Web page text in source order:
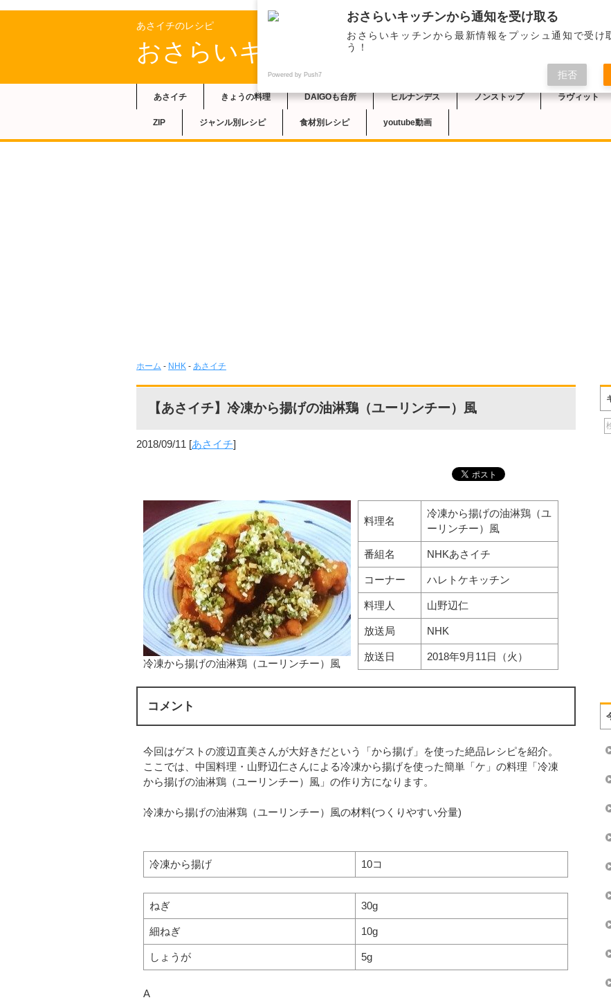
あさイチのレシピ
おさらいキッチン
あさイチ きょうの料理 DAIGOも台所 ヒルナンデス ノンストップ ラヴィット
ZIP ジャンル別レシピ 食材別レシピ youtube動画
ホーム - NHK - あさイチ
【あさイチ】冷凍から揚げの油淋鶏（ユーリンチー）風
2018/09/11 [あさイチ]
冷凍から揚げの油淋鶏（ユーリンチー）風
料理名
冷凍から揚げの油淋鶏（ユ
ーリンチー）風
番組名 NHKあさイチ
コーナー ハレトケキッチン
料理人 山野辺仁
放送局 NHK
放送日 2018年9月11日（火）
コメント
今回はゲストの渡辺直美さんが大好きだという「から揚げ」を使った絶品レシピを紹介。
ここでは、中国料理・山野辺仁さんによる冷凍から揚げを使った簡単「ケ」の料理「冷凍
から揚げの油淋鶏（ユーリンチー）風」の作り方になります。
冷凍から揚げの油淋鶏（ユーリンチー）風の材料(つくりやすい分量)
冷凍から揚げ 10コ
ねぎ 30g
細ねぎ 10g
しょうが 5g
A
おさらいキッチンから通知を受け取る
おさらいキッチンから最新情報をプッシュ通知で受け
う！
Powered by Push7 拒否